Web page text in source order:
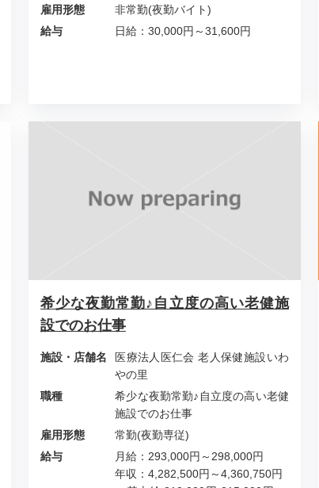
雇用形態
非常勤(夜勤バイト)
給与
日給：30,000円～31,600円
希少な夜勤常勤♪自立度の高い老健施
設でのお仕事
施設・店舗名
医療法人医仁会 老人保健施設いわ
やの里
職種
希少な夜勤常勤♪自立度の高い老健
施設でのお仕事
雇用形態
常勤(夜勤専従)
給与
月給：293,000円～298,000円
年収：4,282,500円～4,360,750円